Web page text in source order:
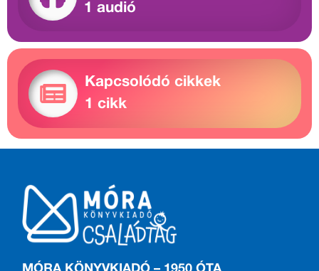
1 audió
Kapcsolódó cikkek
1 cikk